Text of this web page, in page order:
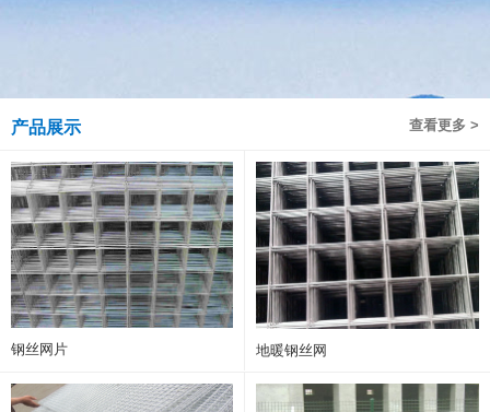
查看更多 >
产品展示
钢丝网片 地暖钢丝网